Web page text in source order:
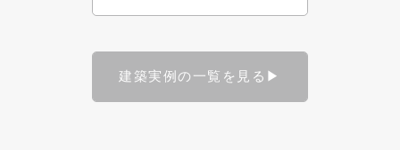
建築実例の一覧を見る▶